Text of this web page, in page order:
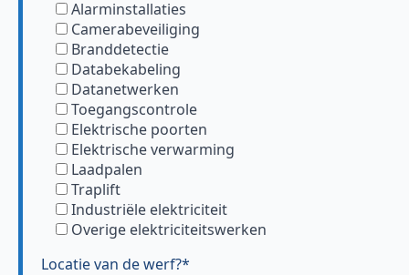
Alarminstallaties
Camerabeveiliging
Branddetectie
Databekabeling
Datanetwerken
Toegangscontrole
Elektrische poorten
Elektrische verwarming
Laadpalen
Traplift
Industriële elektriciteit
Overige elektriciteitswerken
Locatie van de werf?*